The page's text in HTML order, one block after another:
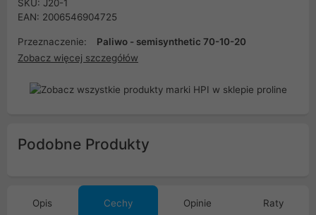
SKU: J20-1
EAN: 2006546904725
Przeznaczenie:
Paliwo - semisynthetic 70-10-20
Zobacz więcej szczegółów
Podobne Produkty
Opis Cechy Opinie Raty